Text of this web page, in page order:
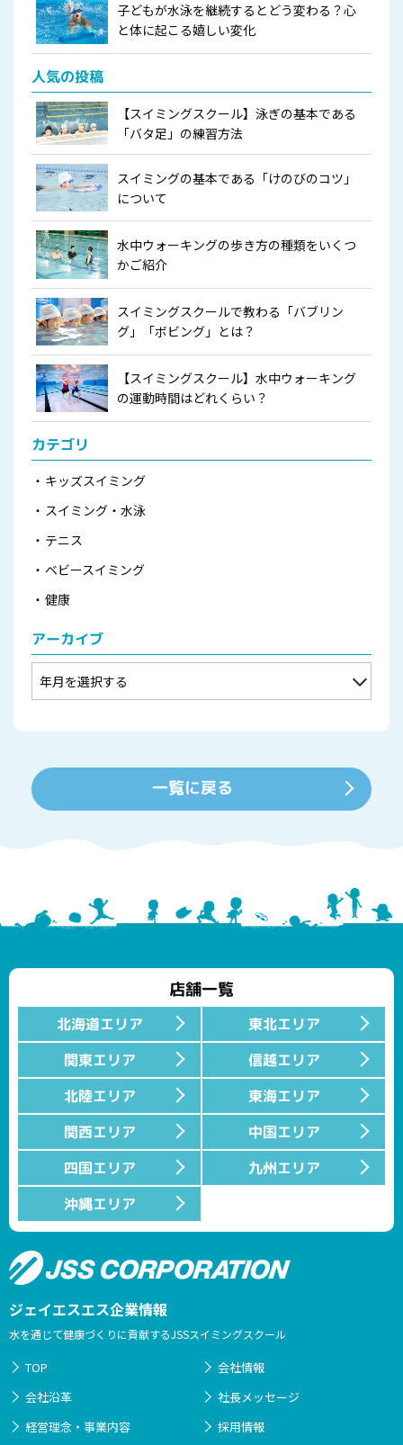
子どもが水泳を継続するとどう変わる？心
と体に起こる嬉しい変化
人気の投稿
【スイミングスクール】泳ぎの基本である
「バタ足」の練習方法
スイミングの基本である「けのびのコツ」
について
水中ウォーキングの歩き方の種類をいくつ
かご紹介
スイミングスクールで教わる「バブリン
グ」「ボビング」とは？
【スイミングスクール】水中ウォーキング
の運動時間はどれくらい？
カテゴリ
キッズスイミング
スイミング・水泳
テニス
ベビースイミング
健康
アーカイブ
一覧に戻る
店舗一覧
北海道エリア
東北エリア
関東エリア
信越エリア
北陸エリア
東海エリア
関西エリア
中国エリア
四国エリア
九州エリア
沖縄エリア
ジェイエスエス企業情報
水を通じて健康づくりに貢献するJSSスイミングスクール
TOP
会社情報
会社沿革
社長メッセージ
経営理念・事業内容
採用情報